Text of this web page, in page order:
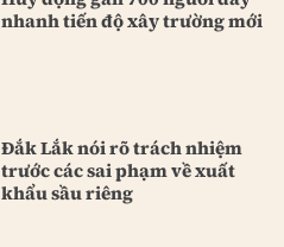
nhanh tiến độ xây trường mới
Đắk Lắk nói rõ trách nhiệm
trước các sai phạm về xuất
khẩu sầu riêng